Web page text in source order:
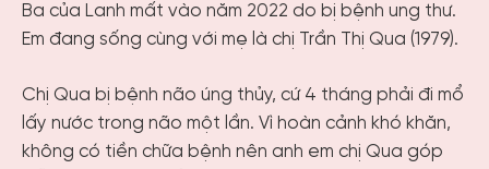
Ba của Lanh mất vào năm 2022 do bị bệnh ung thư.
Em đang sống cùng với mẹ là chị Trần Thị Qua (1979).
Chị Qua bị bệnh não úng thủy, cứ 4 tháng phải đi mổ
lấy nước trong não một lần. Vì hoàn cảnh khó khăn,
không có tiền chữa bệnh nên anh em chị Qua góp